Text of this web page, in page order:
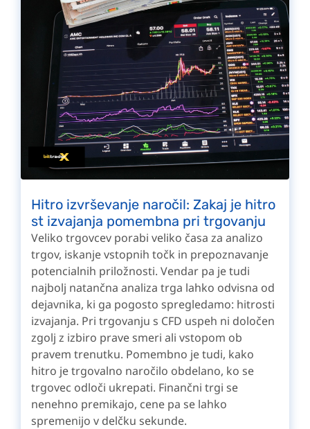
Hitro izvrševanje naročil: Zakaj je hitro
st izvajanja pomembna pri trgovanju
Veliko trgovcev porabi veliko časa za analizo
trgov, iskanje vstopnih točk in prepoznavanje
potencialnih priložnosti. Vendar pa je tudi
najbolj natančna analiza trga lahko odvisna od
dejavnika, ki ga pogosto spregledamo: hitrosti
izvajanja. Pri trgovanju s CFD uspeh ni določen
zgolj z izbiro prave smeri ali vstopom ob
pravem trenutku. Pomembno je tudi, kako
hitro je trgovalno naročilo obdelano, ko se
trgovec odloči ukrepati. Finančni trgi se
nenehno premikajo, cene pa se lahko
spremenijo v delčku sekunde.